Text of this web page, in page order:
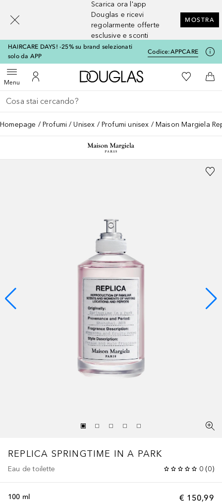
Scarica ora l'app
Douglas e ricevi
regolarmente offerte
esclusive e sconti
MOSTRA
HAIRCARE DAYS! -25% su brand selezionati
solo da APP
Codice:APPCARE
MenuApri menuAl Mio Account
A Douglas HomeAlla Mia
Al
Torna indietro
Esegui ricerca
Homepage Profumi Unisex Profumi unisex Maison Margiela
REPLICA SPRINGTIME IN A PARK
Eau de toilette 0 (0)
€ 150,99
100 ml
[navigation.slideout.screenreader]